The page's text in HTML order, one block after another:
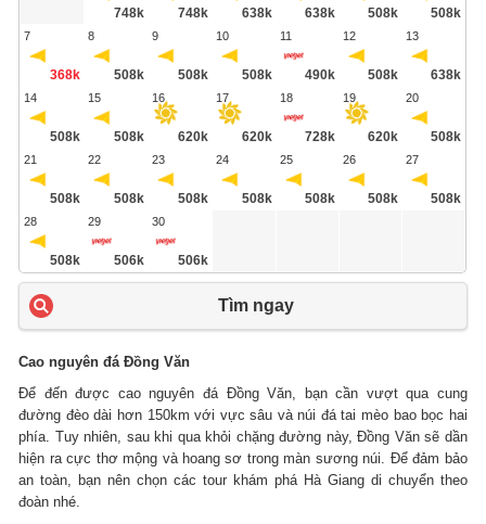
748k 748k 638k 638k 508k 508k
7
368k
8
508k
9
508k
10
508k
11
490k
12
508k
13
638k
14
508k
15
508k
16
620k
17
620k
18
728k
19
620k
20
508k
21
508k
22
508k
23
508k
24
508k
25
508k
26
508k
27
508k
28
508k
29
506k
30
506k
Tìm ngay
Cao nguyên đá Đồng Văn
Để đến được cao nguyên đá Đồng Văn, bạn cần vượt qua cung
đường đèo dài hơn 150km với vực sâu và núi đá tai mèo bao bọc hai
phía. Tuy nhiên, sau khi qua khỏi chặng đường này, Đồng Văn sẽ dần
hiện ra cực thơ mộng và hoang sơ trong màn sương núi. Để đảm bảo
an toàn, bạn nên chọn các tour khám phá Hà Giang di chuyển theo
đoàn nhé.